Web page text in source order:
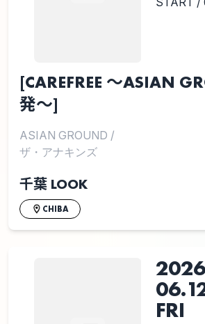
[CAREFREE 〜ASIAN
発〜]
ASIAN GROUND /
ザ・アナキンズ
千葉 LOOK
CHIBA
2026
FRI